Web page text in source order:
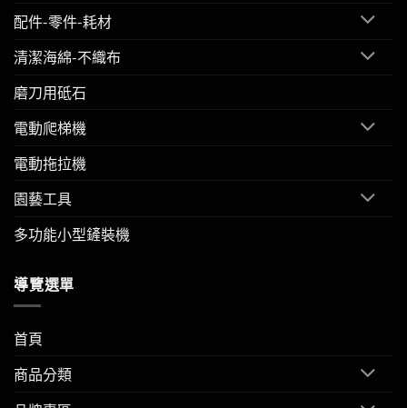
配件-零件-耗材
清潔海綿-不織布
磨刀用砥石
電動爬梯機
電動拖拉機
園藝工具
多功能小型鏟裝機
導覽選單
首頁
商品分類